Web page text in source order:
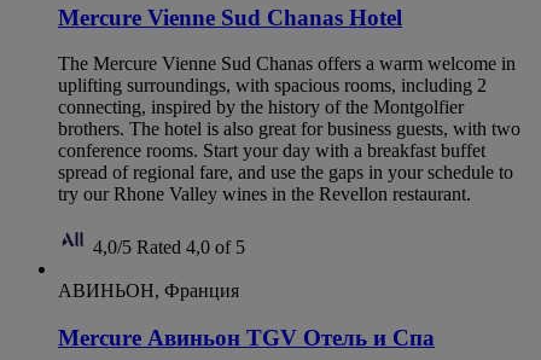
Mercure Vienne Sud Chanas Hotel
The Mercure Vienne Sud Chanas offers a warm welcome in
uplifting surroundings, with spacious rooms, including 2
connecting, inspired by the history of the Montgolfier
brothers. The hotel is also great for business guests, with two
conference rooms. Start your day with a breakfast buffet
spread of regional fare, and use the gaps in your schedule to
try our Rhone Valley wines in the Revellon restaurant.
4,0/5 Rated 4,0 of 5
АВИНЬОН, Франция
Mercure Авиньон TGV Отель и Спа